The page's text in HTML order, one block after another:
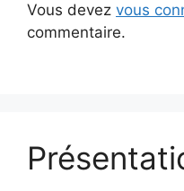
Vous devez vous
commentaire.